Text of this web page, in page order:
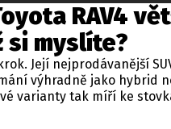
RAV4
si myslíte?
Její nejprodávanější
výhradně jako hybrid
varianty tak míří ke